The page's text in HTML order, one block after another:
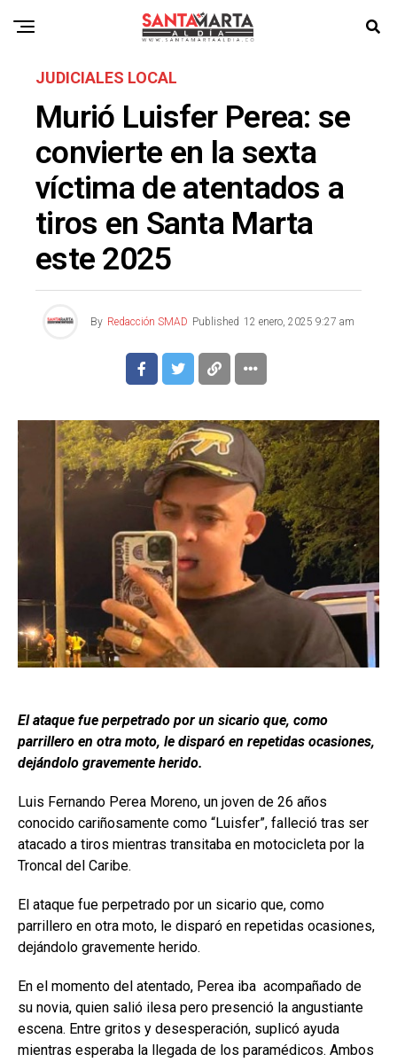
JUDICIALES LOCAL
Murió Luisfer Perea: se
convierte en la sexta
víctima de atentados a
tiros en Santa Marta
este 2025
By Redacción SMAD Published 12 enero, 2025 9:27 am
El ataque fue perpetrado por un sicario que, como
parrillero en otra moto, le disparó en repetidas ocasiones,
dejándolo gravemente herido.
Luis Fernando Perea Moreno, un joven de 26 años
conocido cariñosamente como “Luisfer”, falleció tras ser
atacado a tiros mientras transitaba en motocicleta por la
Troncal del Caribe.
El ataque fue perpetrado por un sicario que, como
parrillero en otra moto, le disparó en repetidas ocasiones,
dejándolo gravemente herido.
En el momento del atentado, Perea iba acompañado de
su novia, quien salió ilesa pero presenció la angustiante
escena. Entre gritos y desesperación, suplicó ayuda
mientras esperaba la llegada de los paramédicos. Ambos